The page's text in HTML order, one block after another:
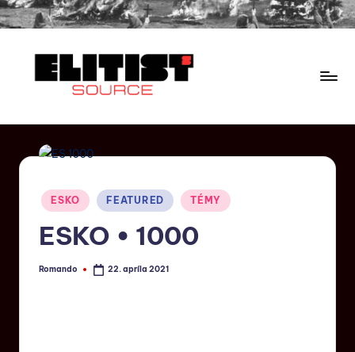
ESKO FEATURED TÉMY
ESKO • 1000
Romando 22. apríla 2021